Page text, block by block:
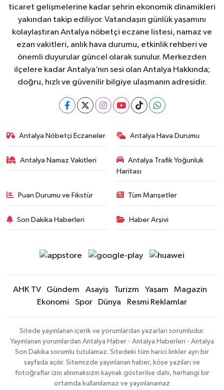
ticaret gelişmelerine kadar şehrin ekonomik dinamikleri
yakından takip ediliyor. Vatandaşın günlük yaşamını
kolaylaştıran Antalya nöbetçi eczane listesi, namaz ve
ezan vakitleri, anlık hava durumu, etkinlik rehberi ve
önemli duyurular güncel olarak sunulur. Merkezden
ilçelere kadar Antalya’nın sesi olan Antalya Hakkında;
doğru, hızlı ve güvenilir bilgiye ulaşmanın adresidir.
Antalya Nöbetçi Eczaneler Antalya Hava Durumu
Antalya Namaz Vakitleri
Antalya Trafik Yoğunluk
Haritası
Puan Durumu ve Fikstür Tüm Manşetler
Son Dakika Haberleri Haber Arşivi
AHK TV Gündem Asayiş Turizm Yaşam
Magazin
Ekonomi
Spor Dünya Resmi Reklamlar
Sitede yayınlanan içerik ve yorumlardan yazarları sorumludur.
Yayınlanan yorumlardan Antalya Haber - Antalya Haberleri - Antalya
Son Dakika sorumlu tutulamaz. Sitedeki tüm harici linkler ayrı bir
sayfada açılır. Sitemizde yayınlanan haber, köşe yazıları ve
fotoğraflar izin alınmaksızın kaynak gösterilse dahi, herhangi bir
ortamda kullanılamaz ve yayınlanamaz